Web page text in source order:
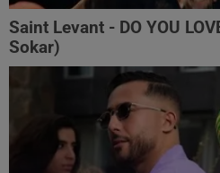
Saint Levant - DO YOU
Sokar)